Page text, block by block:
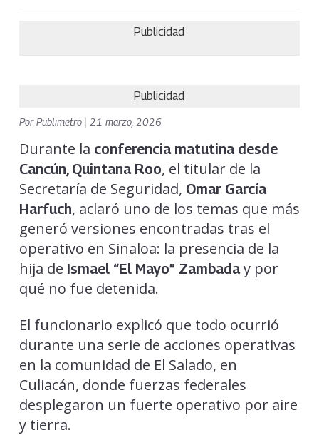
Publicidad
Publicidad
PorPublimetro 21 marzo, 2026
Durante la conferencia matutina desde
Cancún, Quintana Roo, el titular de la
Secretaría de Seguridad, Omar García
Harfuch, aclaró uno de los temas que más
generó versiones encontradas tras el
operativo en Sinaloa: la presencia de la
hija de Ismael “El Mayo” Zambaday por
qué no fue detenida.
El funcionario explicó que todo ocurrió
durante una serie de acciones operativas
en la comunidad de El Salado, en
Culiacán, donde fuerzas federales
desplegaron un fuerte operativo por aire
y tierra.